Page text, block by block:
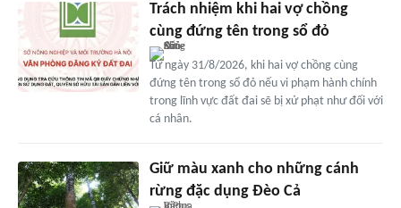
Trách nhiệm khi hai vợ chồng
cùng đứng tên trong sổ đỏ
Từ ngày 31/8/2026, khi hai vợ chồng cùng
đứng tên trong sổ đỏ nếu vi phạm hành chính
trong lĩnh vực đất đai sẽ bị xử phạt như đối với
cá nhân.
Giữ màu xanh cho những cánh
rừng đặc dụng Đèo Cả